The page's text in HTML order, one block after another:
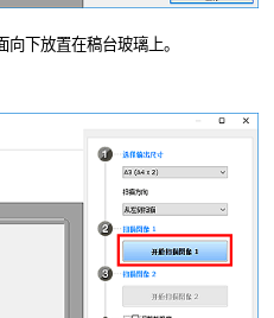
下放置在稿台玻璃上。